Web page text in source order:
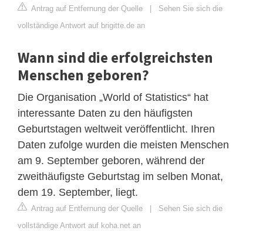
Antrag auf Entfernung der Quelle
Sehen Sie sich die
vollständige Antwort auf brigitte.de an
Wann sind die erfolgreichsten
Menschen geboren?
Die Organisation „World of Statistics“ hat
interessante Daten zu den häufigsten
Geburtstagen weltweit veröffentlicht. Ihren
Daten zufolge wurden die meisten Menschen
am 9. September geboren, während der
zweithäufigste Geburtstag im selben Monat,
dem 19. September, liegt.
Antrag auf Entfernung der Quelle
Sehen Sie sich die
vollständige Antwort auf koha.net an